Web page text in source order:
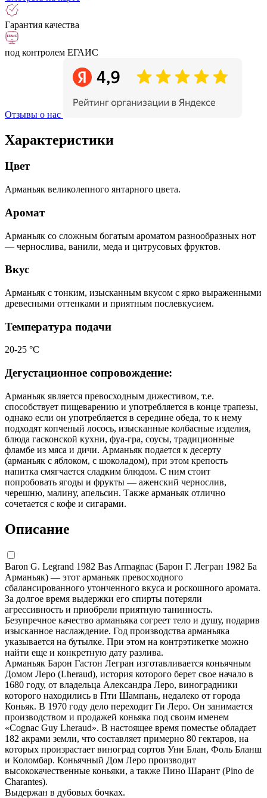
Гарантия качества
под контролем ЕГАИС
Отзывы о нас
Характеристики
Цвет
Арманьяк великолепного янтарного цвета.
Аромат
Арманьяк со сложным богатым ароматом разнообразных нот
— чернослива, ванили, меда и цитрусовых фруктов.
Вкус
Арманьяк с тонким, изысканным вкусом с ярко выраженными
древесными оттенками и приятным послевкусием.
Температура подачи
20-25 °C
Дегустационное сопровождение:
Арманьяк является превосходным дижестивом, т.е.
способствует пищеварению и употребляется в конце трапезы,
однако если он употребляется в середине обеда, то к нему
подходят копченый лосось, изысканные колбасные изделия,
блюда гасконской кухни, фуа-гра, соусы, традиционные
фламбе из мяса и дичи. Арманьяк подается к десерту
(арманьяк с яблоком, с шоколадом), при этом крепость
напитка смягчается сладким блюдом. С ним стоит
попробовать ягоды и фрукты — аженский чернослив,
черешню, малину, апельсин. Также арманьяк отлично
сочетается с кофе и сигарами.
Описание
Baron G. Legrand 1982 Bas Armagnac (Барон Г. Легран 1982 Ба
Арманьяк) — этот арманьяк превосходного
сбалансированного утонченного вкуса и роскошного аромата.
За долгое время выдержки его спирты потеряли
агрессивность и приобрели приятную танинность.
Безупречное качество арманьяка согреет тело и душу, подарив
изысканное наслаждение. Год производства арманьяка
указывается на бутылке. При этом на контрэтикетке можно
найти еще и конкретную дату разлива.
Арманьяк Барон Гастон Легран изготавливается коньячным
Домом Леро (Lheraud), история которого берет свое начало в
1680 году, от владельца Александра Леро, виноградники
которого находились в Пти Шампань, недалеко от города
Коньяк. В 1970 году дело переходит Ги Леро. Он занимается
производством и продажей коньяка под своим именем
«Сognac Guy Lheraud». В настоящее время поместье обладает
182 акрами земли, что составляет примерно 80 гектаров, на
которых произрастает виноград сортов Уни Блан, Фоль Бланш
и Коломбар. Коньячный Дом Леро производит
высококачественные коньяки, а также Пино Шарант (Pino de
Charantes).
Выдержан в дубовых бочках.